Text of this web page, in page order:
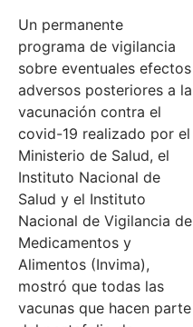
Un permanente
programa de vigilancia
sobre eventuales efectos
adversos posteriores a la
vacunación contra el
covid-19 realizado por el
Ministerio de Salud, el
Instituto Nacional de
Salud y el Instituto
Nacional de Vigilancia de
Medicamentos y
Alimentos (Invima),
mostró que todas las
vacunas que hacen parte